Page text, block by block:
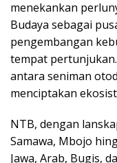
menekankan
Budaya sebagai
pengembangan
tempat
antara seniman
menciptakan
NTB, dengan
Samawa, Mbojo
Jawa, Arab, Bugis,